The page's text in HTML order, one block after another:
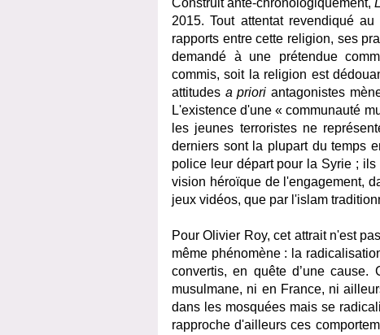
Construit ante-chronologiquement,
2015. Tout attentat revendiqué
rapports entre cette religion, ses
demandé à une prétendue
commis, soit la religion est
attitudes a priori antagonistes
L'existence d'une « communauté
les jeunes terroristes ne
derniers sont la plupart du temps
police leur départ pour la Syrie ;
vision héroïque de l'engagement,
jeux vidéos, que par l'islam
Pour Olivier Roy, cet attrait n'est
même phénomène : la
convertis, en quête d’une
musulmane, ni en France, ni
dans les mosquées mais se
rapproche d'ailleurs ces